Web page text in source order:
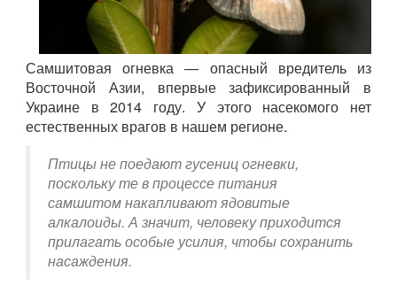
Самшитовая огневка — опасный вредитель из
Восточной Азии, впервые зафиксированный в
Украине в 2014 году. У этого насекомого нет
естественных врагов в нашем регионе.
Птицы не поедают гусениц огневки,
поскольку те в процессе питания
самшитом накапливают ядовитые
алкалоиды. А значит, человеку приходится
прилагать особые усилия, чтобы сохранить
насаждения.